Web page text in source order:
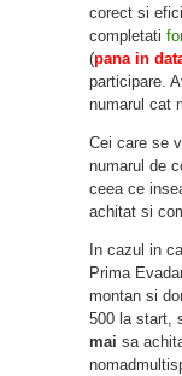
corect si
completati
(pana in
participare.
numarul cat
Cei care se
numarul de
ceea ce
achitat si
In cazul in
Prima
montan si
500 la start,
mai sa